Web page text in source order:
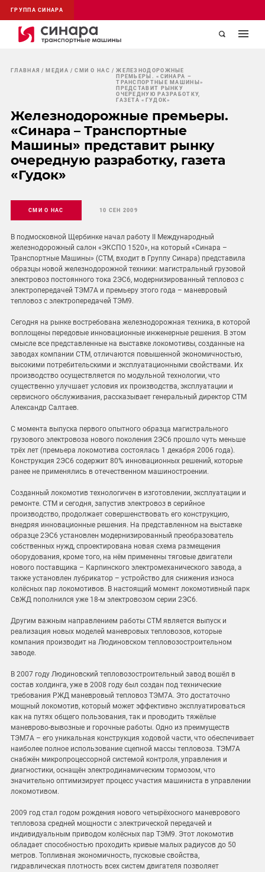
ГРУППА СИНАРА
ГЛАВНАЯ МЕДИА СМИ О НАС
ЖЕЛЕЗНОДОРОЖНЫЕ
ПРЕМЬЕРЫ. «СИНАРА –
ТРАНСПОРТНЫЕ МАШИНЫ»
ПРЕДСТАВИТ РЫНКУ
ОЧЕРЕДНУЮ РАЗРАБОТКУ,
ГАЗЕТА «ГУДОК»
Железнодорожные премьеры.
«Синара – Транспортные
Машины» представит рынку
очередную разработку, газета
«Гудок»
СМИ О НАС 10 СЕН 2009
В подмосковной Щербинке начал работу II Международный
железнодорожный салон «ЭКСПО 1520», на который «Синара –
Транспортные Машины» (СТМ, входит в Группу Синара) представила
образцы новой железнодорожной техники: магистральный грузовой
электровоз постоянного тока 2ЭС6, модернизированный тепловоз с
электропередачей ТЭМ7А и премьеру этого года – маневровый
тепловоз с электропередачей ТЭМ9.
Сегодня на рынке востребована железнодорожная техника, в которой
воплощены передовые инновационные инженерные решения. В этом
смысле все представленные на выставке локомотивы, созданные на
заводах компании СТМ, отличаются повышенной экономичностью,
высокими потребительскими и эксплуатационными свойствами. Их
производство осуществляется по модульной технологии, что
существенно улучшает условия их производства, эксплуатации и
сервисного обслуживания, рассказывает генеральный директор СТМ
Александр Салтаев.
С момента выпуска первого опытного образца магистрального
грузового электровоза нового поколения 2ЭС6 прошло чуть меньше
трёх лет (премьера локомотива состоялась 1 декабря 2006 года).
Конструкция 2ЭС6 содержит 80% инновационных решений, которые
ранее не применялись в отечественном машиностроении.
Созданный локомотив технологичен в изготовлении, эксплуатации и
ремонте. СТМ и сегодня, запустив электровоз в серийное
производство, продолжает совершенствовать его конструкцию,
внедряя инновационные решения. На представленном на выставке
образце 2ЭС6 установлен модернизированный преобразователь
собственных нужд, спроектирована новая схема размещения
оборудования, кроме того, на нём применены тяговые двигатели
нового поставщика – Карпинского электромеханического завода, а
также установлен лубрикатор – устройство для снижения износа
колёсных пар локомотивов. В настоящий момент локомотивный парк
СвЖД пополнился уже 18-м электровозом серии 2ЭС6.
Другим важным направлением работы СТМ является выпуск и
реализация новых моделей маневровых тепловозов, которые
компания производит на Людиновском тепловозостроительном
заводе.
В 2007 году Людиновский тепловозостроительный завод вошёл в
состав холдинга, уже в 2008 году был создан под технические
требования РЖД маневровый тепловоз ТЭМ7А. Это достаточно
мощный локомотив, который может эффективно эксплуатироваться
как на путях общего пользования, так и проводить тяжёлые
маневрово-вывозные и горочные работы. Одно из преимуществ
ТЭМ7А – его уникальная конструкция ходовой части, что обеспечивает
наиболее полное использование сцепной массы тепловоза. ТЭМ7А
снабжён микропроцессорной системой контроля, управления и
диагностики, оснащён электродинамическим тормозом, что
значительно оптимизирует процесс участия машиниста в управлении
локомотивом.
2009 год стал годом рождения нового четырёхосного маневрового
тепловоза средней мощности с электрической передачей и
индивидуальным приводом колёсных пар ТЭМ9. Этот локомотив
обладает способностью проходить кривые малых радиусов до 50
метров. Топливная экономичность, пусковые свойства,
гидравлическая плотность всех систем двигателя позволяет